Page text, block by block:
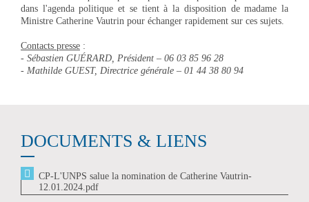
dans l'agenda politique et se tient à la disposition de madame la
Ministre Catherine Vautrin pour échanger rapidement sur ces sujets.
Contacts presse :
- Sébastien GUÉRARD, Président – 06 03 85 96 28
- Mathilde GUEST, Directrice générale – 01 44 38 80 94
DOCUMENTS & LIENS
CP-L'UNPS salue la nomination de Catherine Vautrin-
12.01.2024.pdf